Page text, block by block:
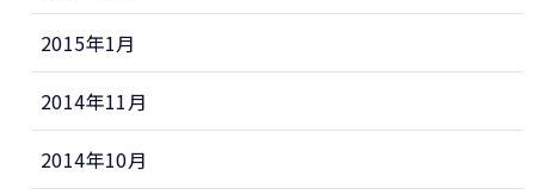
2015年1月
2014年11月
2014年10月